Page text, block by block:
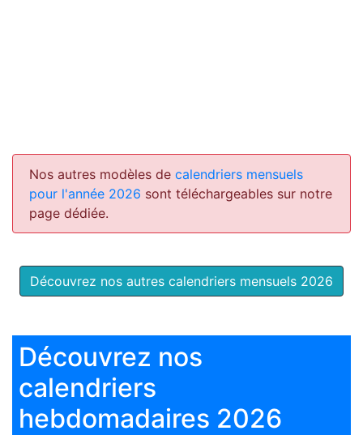
Nos autres modèles de calendriers mensuels
pour l'année 2026 sont téléchargeables sur notre
page dédiée.
Découvrez nos autres calendriers mensuels 2026
Découvrez nos
calendriers
hebdomadaires 2026